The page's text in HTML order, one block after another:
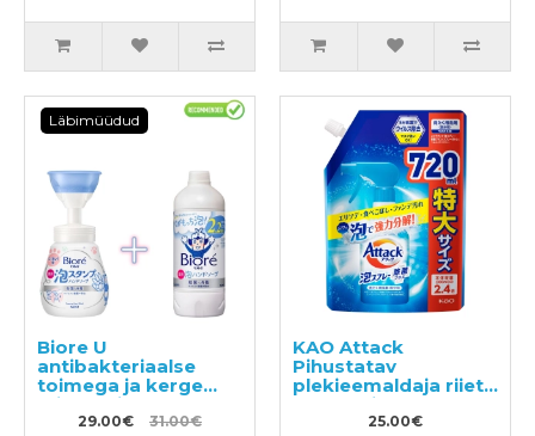
Läbimüüdud
Biore U
antibakteriaalse
toimega ja kerge
tsitruselise lõhnaga
vedel käteseep-vaht
29.00€ 31.00€
KAO Attack
Pihustatav
plekieemaldaja riiete
töötlemiseks enne
pesemist täide
25.00€